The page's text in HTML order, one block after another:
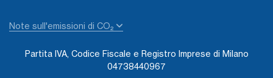
Note sull'emissioni di CO₂
Partita IVA, Codice Fiscale e Registro Imprese di Milano
04738440967